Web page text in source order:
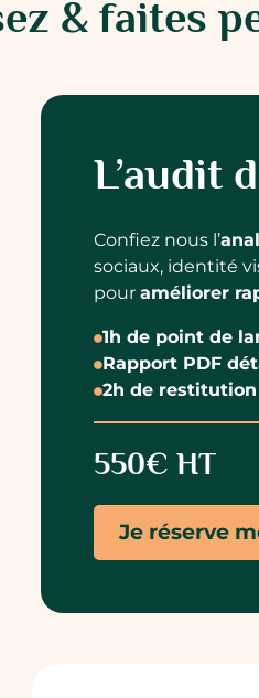
& faites
L’audit
Confiez nous l’
sociaux, identité
pouraméliorer
1h de point de
Rapport PDF
2h de restitution
550€ HT
Je réserve